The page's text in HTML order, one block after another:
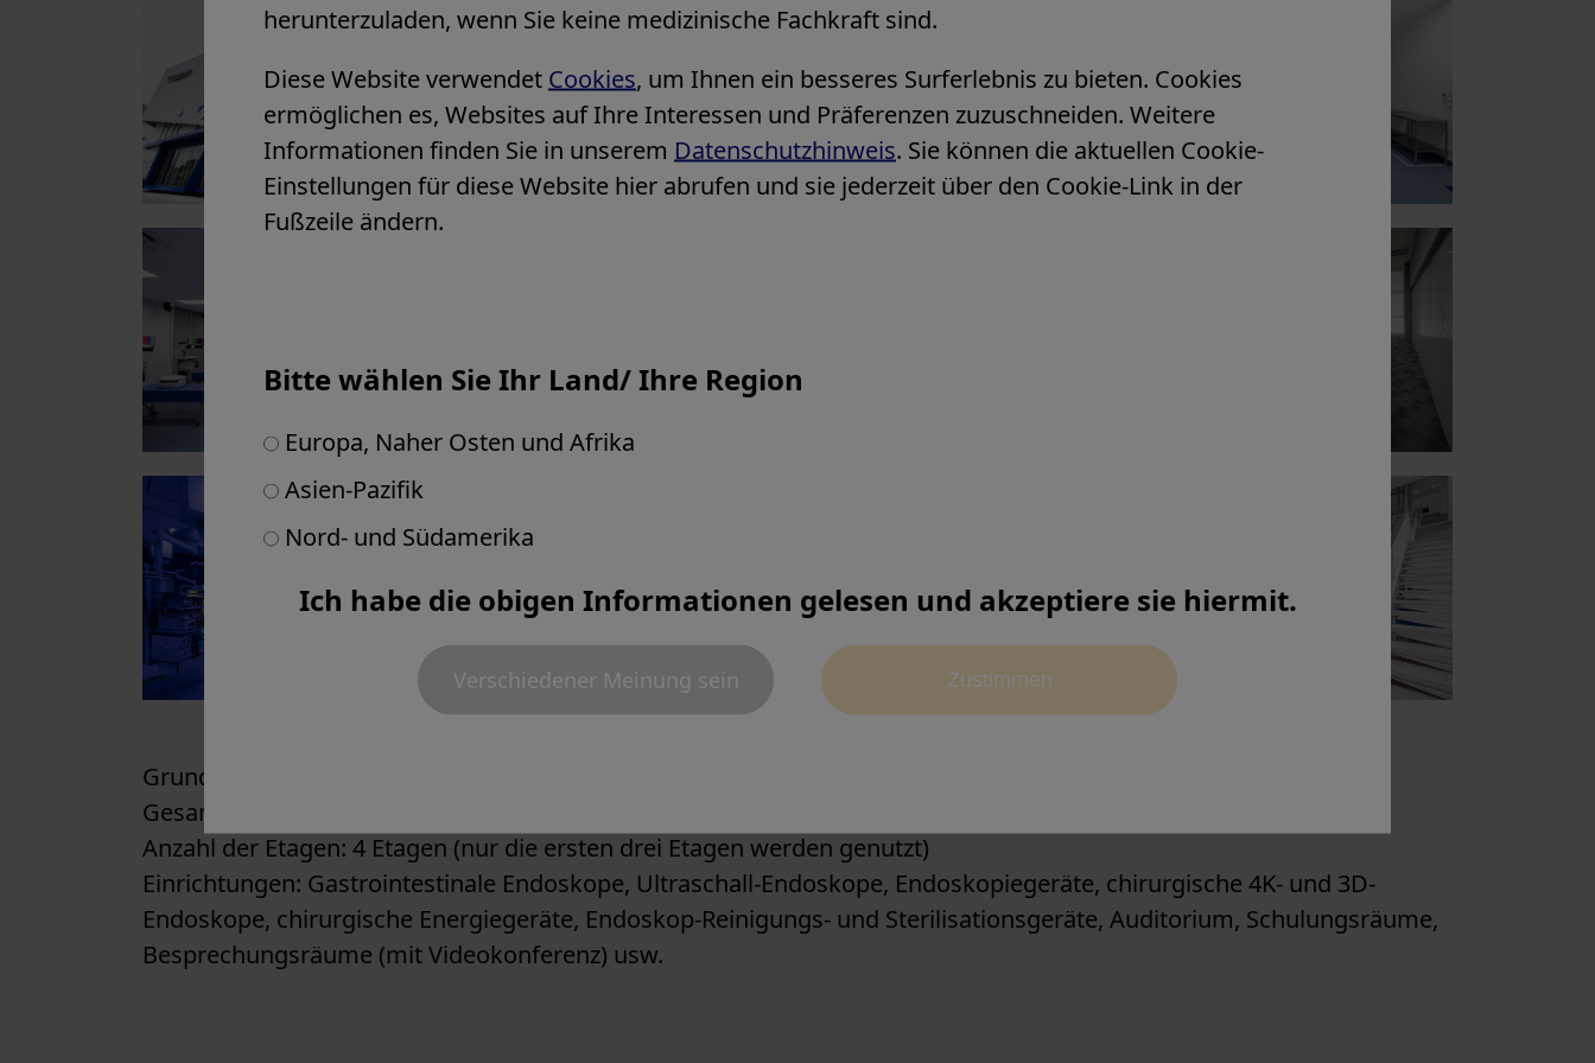
Grundstücksfläche: 4.800 Quadratmeter
Gesamte Bodenfläche: 4.900 Quadratmeter
Anzahl der Etagen: 4 Etagen (nur die ersten drei Etagen werden genutzt)
Einrichtungen: Gastrointestinale Endoskope, Ultraschall-Endoskope, Endoskopiegeräte, chirurgische 4K- und 3D-
Endoskope, chirurgische Energiegeräte, Endoskop-Reinigungs- und Sterilisationsgeräte, Auditorium, Schulungsräume,
Besprechungsräume (mit Videokonferenz) usw.
herunterzuladen, wenn Sie keine medizinische Fachkraft sind.
Diese Website verwendet Cookies, um Ihnen ein besseres Surferlebnis zu bieten. Cookies
ermöglichen es, Websites auf Ihre Interessen und Präferenzen zuzuschneiden. Weitere
Informationen finden Sie in unserem Datenschutzhinweis. Sie können die aktuellen Cookie-
Einstellungen für diese Website hier abrufen und sie jederzeit über den Cookie-Link in der
Fußzeile ändern.
Bitte wählen Sie Ihr Land/ Ihre Region
Europa, Naher Osten und Afrika
Asien-Pazifik
Nord- und Südamerika
Ich habe die obigen Informationen gelesen und akzeptiere sie hiermit.
Verschiedener Meinung sein Zustimmen